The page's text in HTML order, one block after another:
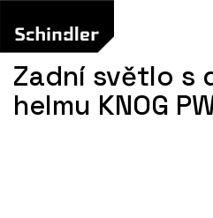
obsah
Zadní světlo s
helmu KNOG